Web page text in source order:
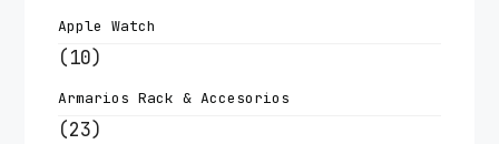
Apple Watch
(10)
Armarios Rack & Accesorios
(23)